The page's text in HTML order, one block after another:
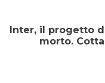
Inter, il progetto
morto.